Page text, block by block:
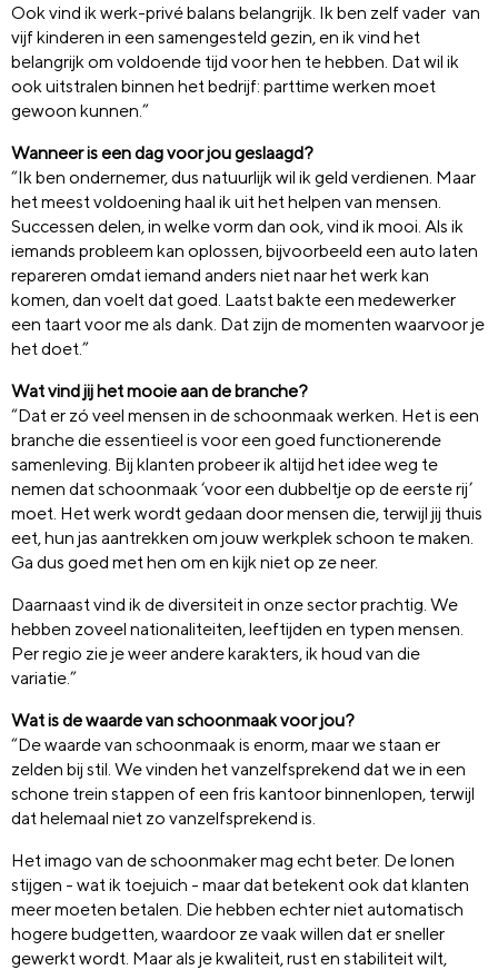
Ook vind ik werk-privé balans belangrijk. Ik ben zelf vader van
vijf kinderen in een samengesteld gezin, en ik vind het
belangrijk om voldoende tijd voor hen te hebben. Dat wil ik
ook uitstralen binnen het bedrijf: parttime werken moet
gewoon kunnen.”
Wanneer is een dag voor jou geslaagd?
“Ik ben ondernemer, dus natuurlijk wil ik geld verdienen. Maar
het meest voldoening haal ik uit het helpen van mensen.
Successen delen, in welke vorm dan ook, vind ik mooi. Als ik
iemands probleem kan oplossen, bijvoorbeeld een auto laten
repareren omdat iemand anders niet naar het werk kan
komen, dan voelt dat goed. Laatst bakte een medewerker
een taart voor me als dank. Dat zijn de momenten waarvoor je
het doet.”
Wat vind jij het mooie aan de branche?
“Dat er zó veel mensen in de schoonmaak werken. Het is een
branche die essentieel is voor een goed functionerende
samenleving. Bij klanten probeer ik altijd het idee weg te
nemen dat schoonmaak ‘voor een dubbeltje op de eerste rij’
moet. Het werk wordt gedaan door mensen die, terwijl jij thuis
eet, hun jas aantrekken om jouw werkplek schoon te maken.
Ga dus goed met hen om en kijk niet op ze neer.
Daarnaast vind ik de diversiteit in onze sector prachtig. We
hebben zoveel nationaliteiten, leeftijden en typen mensen.
Per regio zie je weer andere karakters, ik houd van die
variatie.”
Wat is de waarde van schoonmaak voor jou?
“De waarde van schoonmaak is enorm, maar we staan er
zelden bij stil. We vinden het vanzelfsprekend dat we in een
schone trein stappen of een fris kantoor binnenlopen, terwijl
dat helemaal niet zo vanzelfsprekend is.
Het imago van de schoonmaker mag echt beter. De lonen
stijgen - wat ik toejuich - maar dat betekent ook dat klanten
meer moeten betalen. Die hebben echter niet automatisch
hogere budgetten, waardoor ze vaak willen dat er sneller
gewerkt wordt. Maar als je kwaliteit, rust en stabiliteit wilt,